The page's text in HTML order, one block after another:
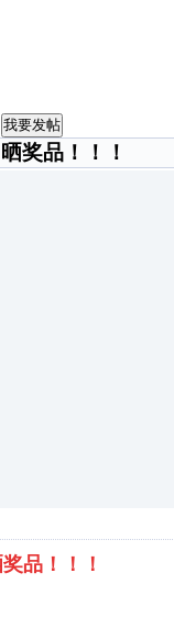
我要发帖
奖品！！！
品！！！